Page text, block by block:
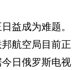
成为难题。
航空局目前正
日俄罗斯电视